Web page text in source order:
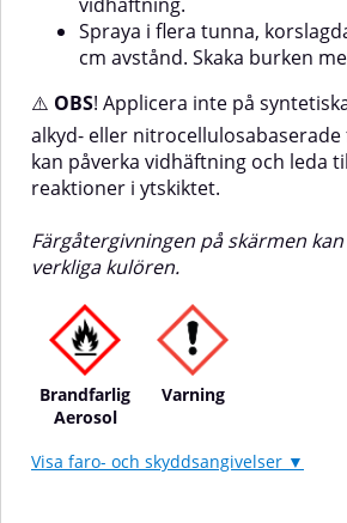
Spraya i flera tunna,
cm avstånd. Skaka burken
⚠️ OBS! Applicera inte på
alkyd- eller
kan påverka vidhäftning och leda
reaktioner i ytskiktet.
Färgåtergivningen på skärmen
verkliga kulören.
Brandfarlig
Aerosol
Varning
Visa faro- och skyddsangivelser ▼